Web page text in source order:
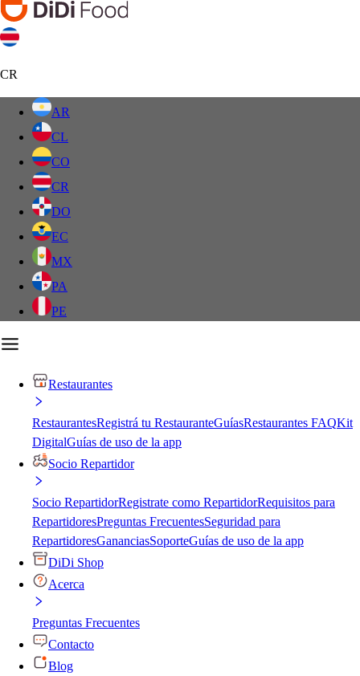
CR
AR
CL
CO
CR
DO
EC
MX
PA
PE
Restaurantes
RestaurantesRegistrá tu RestauranteGuíasRestaurantes FAQKit
DigitalGuías de uso de la app
Socio Repartidor
Socio RepartidorRegistrate como RepartidorRequisitos para
RepartidoresPreguntas FrecuentesSeguridad para
RepartidoresGananciasSoporteGuías de uso de la app
DiDi Shop
Acerca
Preguntas Frecuentes
Contacto
Blog